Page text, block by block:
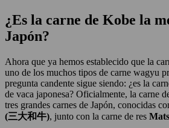
¿Es la carne de Kobe la
Japón?
Ahora que ya hemos establecido que la
uno de los muchos tipos de carne wagyu
pregunta candente sigue siendo: ¿es la
de vaca japonesa? Oficialmente, la carne
tres grandes carnes de Japón, conocidas
(三大和牛), junto con la carne de res